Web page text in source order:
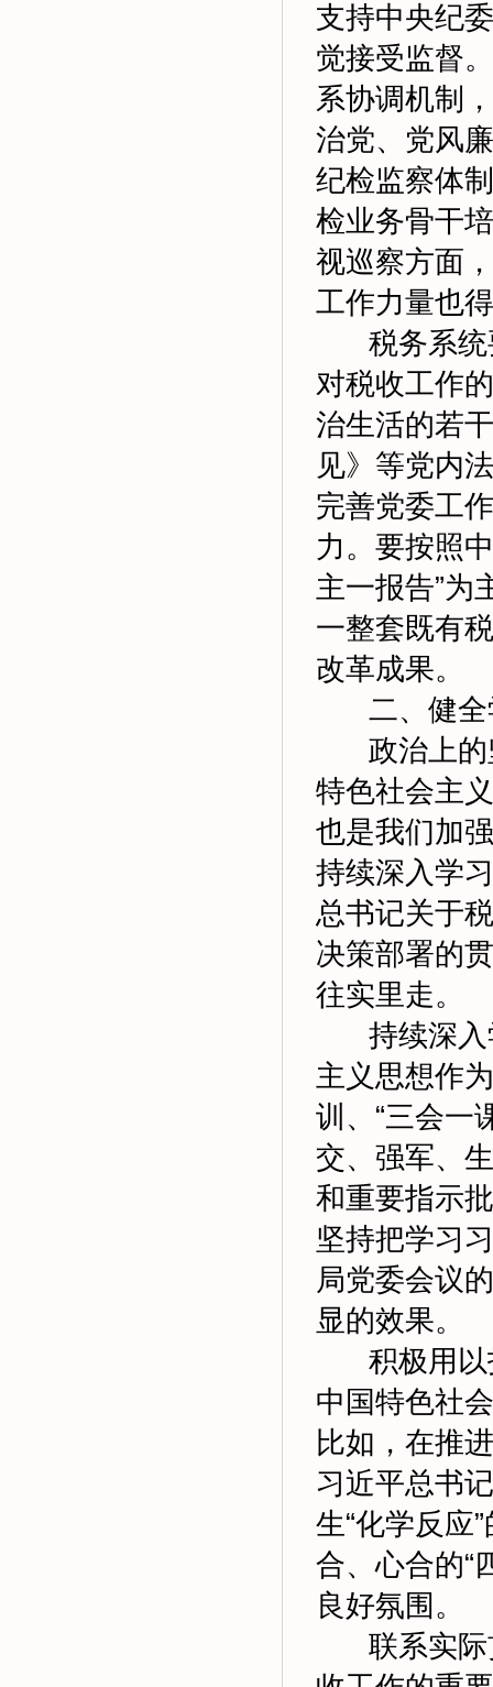
支持中央纪
觉接受监督
系协调机制
治党、党风
纪检监察体
检业务骨干
视巡察方面
工作力量也
税务系统
对税收工作
治生活的若
见》等党内
完善党委工
力。要按照
主一报告”为
一整套既有
改革成果。
二、健全
政治上的
特色社会主
也是我们加
持续深入学
总书记关于
决策部署的
往实里走。
持续深入
主义思想作
训、“三会一
交、强军、
和重要指示
坚持把学习
局党委会议
显的效果。
积极用以
中国特色社
比如，在推
习近平总书
生“化学反应
合、心合的“
良好氛围。
联系实际